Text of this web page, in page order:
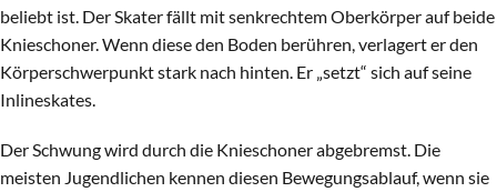
beliebt ist. Der Skater fällt mit senkrechtem Oberkörper auf beide
Knieschoner. Wenn diese den Boden berühren, verlagert er den
Körperschwerpunkt stark nach hinten. Er „setzt“ sich auf seine
Inlineskates.
Der Schwung wird durch die Knieschoner abgebremst. Die
meisten Jugendlichen kennen diesen Bewegungsablauf, wenn sie